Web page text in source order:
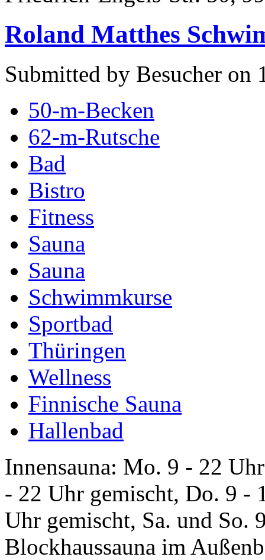
Roland Matthes
Submitted by Besucher on
50-m-Becken
62-m-Rutsche
Bad
Bistro
Fitness
Sauna
Sauna
Schwimmkurse
Sportbad
Thüringen
Wellness
Finnische Sauna
Hallenbad
Innensauna: Mo. 9 - 22
- 22 Uhr gemischt, Do. 9 -
Uhr gemischt, Sa. und So.
Blockhaussauna im